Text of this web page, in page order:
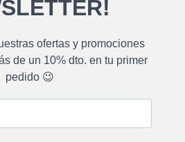
ofertas y promociones
de un 10% dto. en tu primer
pedido 😉